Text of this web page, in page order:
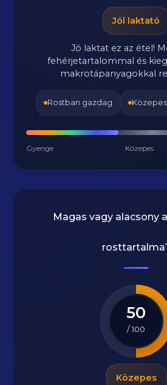
Jól laktató
Jó laktat ez az étel!
fehérjetartalommal és
makrotápanyagokkal
Rostban gazdag
Gyenge Közepes
Magas vagy alacsony
50
/ 100
Közepes